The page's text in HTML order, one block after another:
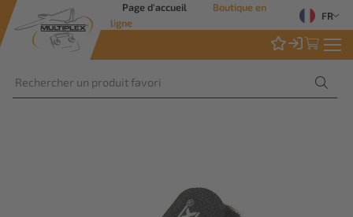
Page d'accueil
Boutique en
ligne
FR